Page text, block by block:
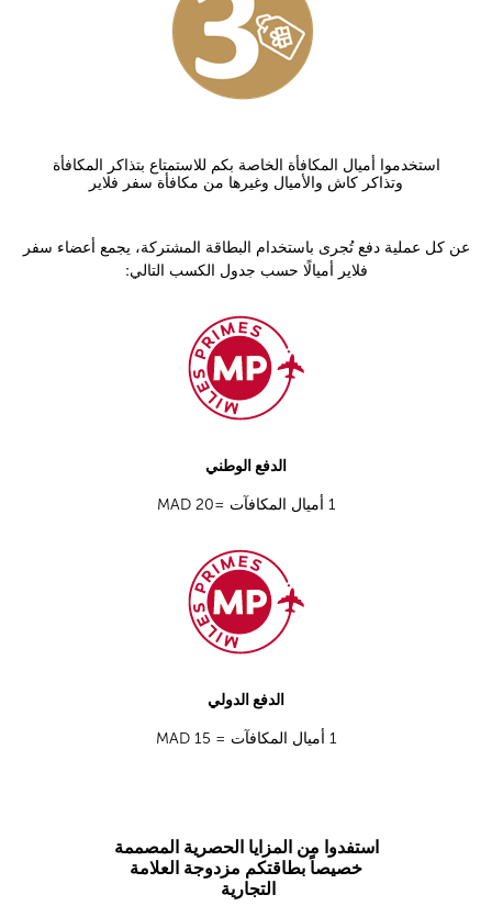
استخدموا أميال المكافأة الخاصة بكم للاستمتاع بتذاكر المكافأة
وتذاكر كاش والأميال وغيرها من مكافأة سفر فلاير
عن كل عملية دفع تُجرى باستخدام البطاقة المشتركة، يجمع أعضاء سفر
فلاير أميالًا حسب جدول الكسب التالي:
الدفع الوطني
أميال المكافآتMAD 20=
الدفع الدولي
أميال المكافآت= MAD 15
استفدوا من المزايا الحصرية المصممة
خصيصاً بطاقتكم مزدوجة العلامة
التجارية